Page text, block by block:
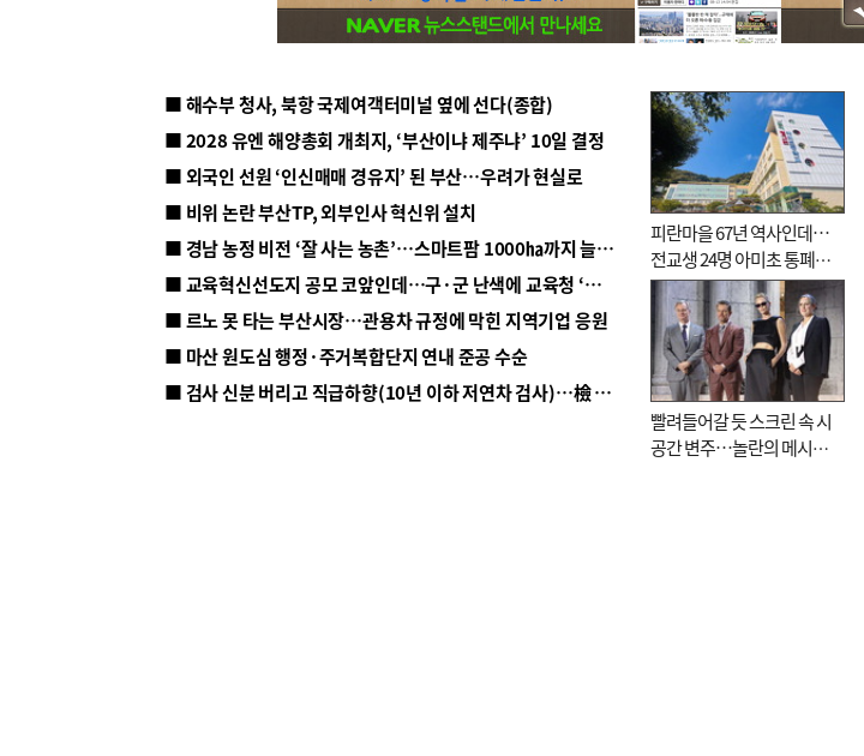
■ 해수부 청사, 북항 국제여객터미널 옆에 선다(종합)
■ 2028 유엔 해양총회 개최지, ‘부산이냐 제주냐’ 10일 결정
■ 외국인 선원 ‘인신매매 경유지’ 된 부산…우려가 현실로
■ 비위 논란 부산TP, 외부인사 혁신위 설치
■ 경남 농정 비전 ‘잘 사는 농촌’…스마트팜 1000㏊까지 늘린다
■ 교육혁신선도지 공모 코앞인데…구·군 난색에 교육청 ‘쩔쩔’
■ 르노 못 타는 부산시장…관용차 규정에 막힌 지역기업 응원
■ 마산 원도심 행정·주거복합단지 연내 준공 수순
■ 검사 신분 버리고 직급하향(10년 이하 저연차 검사)…檢 중수청행 기피
피란마을 67년 역사인데…
전교생 24명 아미초 통폐합
기로
빨려들어갈 듯 스크린 속 시
공간 변주…놀란의 메시지